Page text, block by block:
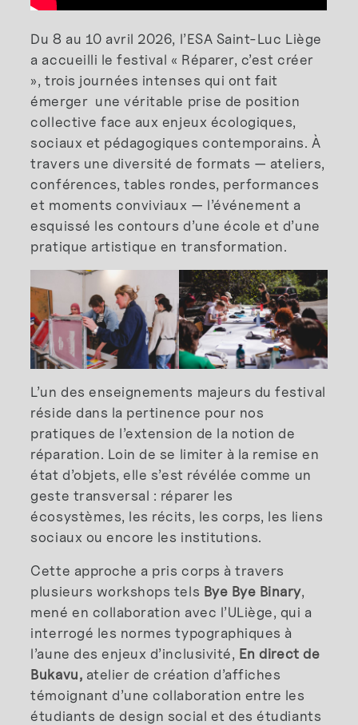
Du 8 au 10 avril 2026, l’ESA Saint-Luc Liège
a accueilli le festival « Réparer, c’est créer
», trois journées intenses qui ont fait
émerger une véritable prise de position
collective face aux enjeux écologiques,
sociaux et pédagogiques contemporains. À
travers une diversité de formats — ateliers,
conférences, tables rondes, performances
et moments conviviaux — l’événement a
esquissé les contours d’une école et d’une
pratique artistique en transformation.
L’un des enseignements majeurs du festival
réside dans la pertinence pour nos
pratiques de l’extension de la notion de
réparation. Loin de se limiter à la remise en
état d’objets, elle s’est révélée comme un
geste transversal : réparer les
écosystèmes, les récits, les corps, les liens
sociaux ou encore les institutions.
Cette approche a pris corps à travers
plusieurs workshops tels Bye Bye Binary,
mené en collaboration avec l’ULiège, qui a
interrogé les normes typographiques à
l’aune des enjeux d’inclusivité, En direct de
Bukavu, atelier de création d’affiches
témoignant d’une collaboration entre les
étudiants de design social et des étudiants